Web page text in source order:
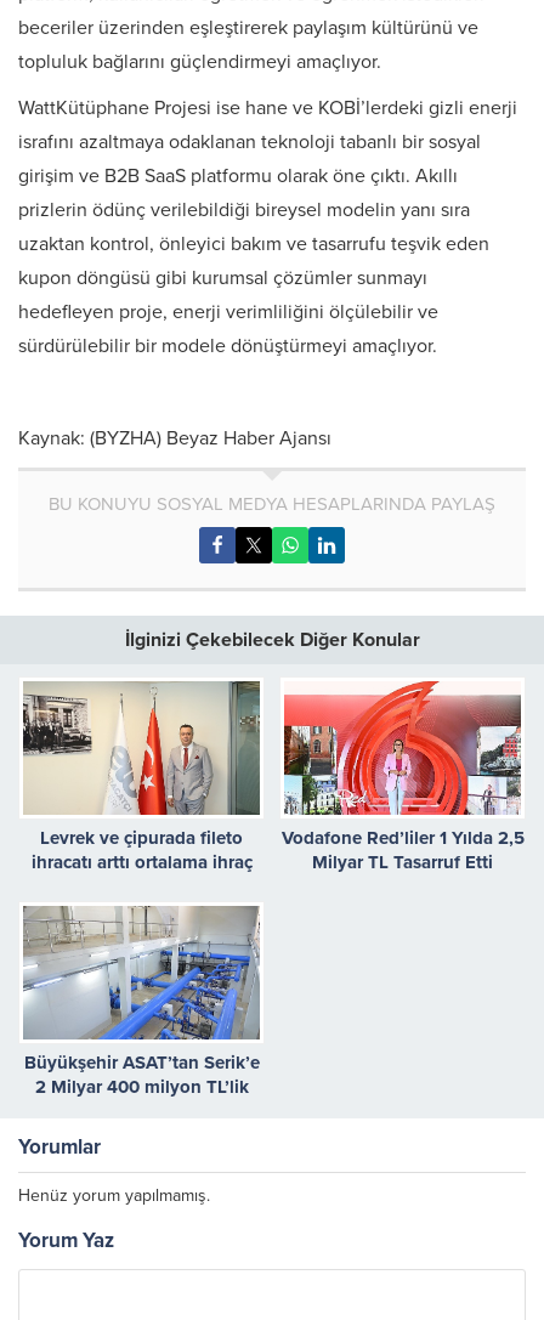
beceriler üzerinden eşleştirerek paylaşım kültürünü ve
topluluk bağlarını güçlendirmeyi amaçlıyor.
WattKütüphane Projesi ise hane ve KOBİ’lerdeki gizli enerji
israfını azaltmaya odaklanan teknoloji tabanlı bir sosyal
girişim ve B2B SaaS platformu olarak öne çıktı. Akıllı
prizlerin ödünç verilebildiği bireysel modelin yanı sıra
uzaktan kontrol, önleyici bakım ve tasarrufu teşvik eden
kupon döngüsü gibi kurumsal çözümler sunmayı
hedefleyen proje, enerji verimliliğini ölçülebilir ve
sürdürülebilir bir modele dönüştürmeyi amaçlıyor.
Kaynak: (BYZHA) Beyaz Haber Ajansı
BU KONUYU SOSYAL MEDYA HESAPLARINDA PAYLAŞ
İlginizi Çekebilecek Diğer Konular
Levrek ve çipurada fileto
ihracatı arttı ortalama ihraç
yükseldi
Vodafone Red’liler 1 Yılda 2,5
Milyar TL Tasarruf Etti
Büyükşehir ASAT’tan Serik’e
2 Milyar 400 milyon TL’lik
Yorumlar
Henüz yorum yapılmamış.
Yorum Yaz